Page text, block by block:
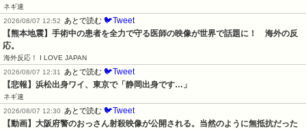
ネギ速
2026/08/07 12:52
あとで読む 🐦Tweet
【熊本地震】手術中の患者を全力で守る医師の映像が世界で話題に！　海外の反
応。
海外反応！ I LOVE JAPAN
2026/08/07 12:31
あとで読む 🐦Tweet
【悲報】浜松出身ワイ、東京で「静岡出身です…」
ネギ速
2026/08/07 12:30
あとで読む 🐦Tweet
【動画】大阪府警のおっさん射殺映像が公開される。当然のように無抵抗だった